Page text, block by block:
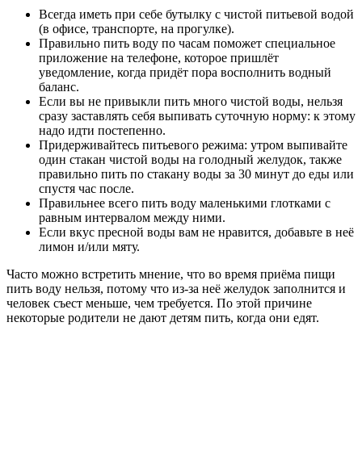
Всегда иметь при себе бутылку с чистой питьевой водой
(в офисе, транспорте, на прогулке).
Правильно пить воду по часам поможет специальное
приложение на телефоне, которое пришлёт
уведомление, когда придёт пора восполнить водный
баланс.
Если вы не привыкли пить много чистой воды, нельзя
сразу заставлять себя выпивать суточную норму: к этому
надо идти постепенно.
Придерживайтесь питьевого режима: утром выпивайте
один стакан чистой воды на голодный желудок, также
правильно пить по стакану воды за 30 минут до еды или
спустя час после.
Правильнее всего пить воду маленькими глотками с
равным интервалом между ними.
Если вкус пресной воды вам не нравится, добавьте в неё
лимон и/или мяту.
Часто можно встретить мнение, что во время приёма пищи
пить воду нельзя, потому что из-за неё желудок заполнится и
человек съест меньше, чем требуется. По этой причине
некоторые родители не дают детям пить, когда они едят.